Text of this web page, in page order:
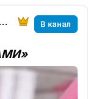
НИЗКОУГЛЕВОДНЫЕ И КЕТО РЕЦЕПТЫ от ketoparanoia В канал